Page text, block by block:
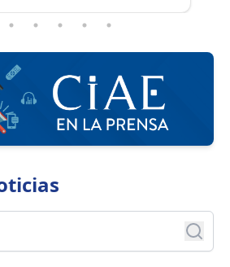
problemas y promoverá el
región.